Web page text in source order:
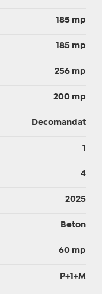
185 mp
185 mp
256 mp
200 mp
Decomandat
1
4
2025
Beton
60 mp
P+1+M